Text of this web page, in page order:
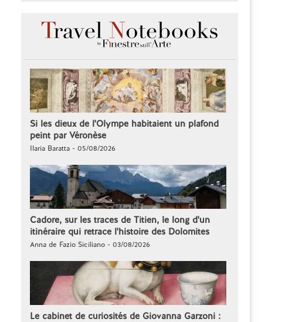
Si les dieux de l'Olympe habitaient un plafond
peint par Véronèse
Ilaria Baratta - 05/08/2026
Cadore, sur les traces de Titien, le long d'un
itinéraire qui retrace l'histoire des Dolomites
Anna de Fazio Siciliano - 03/08/2026
Le cabinet de curiosités de Giovanna Garzoni :